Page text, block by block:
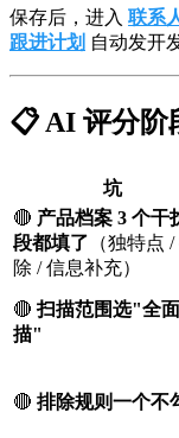
保存后，进入 联系
跟进计划 自动发开
📋 AI 评分阶
坑
🔴 产品档案 3 个干
段都填了 （独特点
除 / 信息补充）
🔴扫描范围选"全
描"
🔴 排除规则一个不